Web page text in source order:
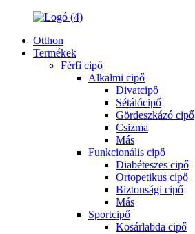
Otthon
Termékek
Férfi cipő
Alkalmi cipő
Divatcipő
Sétálócipő
Gördeszkázó cipő
Csizma
Más
Funkcionális cipő
Diabéteszes cipő
Ortopetikus cipő
Biztonsági cipő
Más
Sportcipő
Kosárlabda cipő